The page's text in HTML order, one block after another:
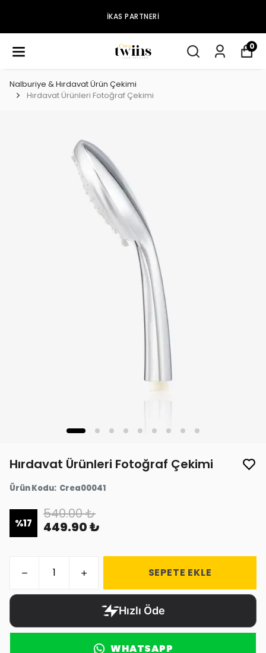
IKAS PARTNERI
0
Nalburiye & Hırdavat Ürün Çekimi
Hırdavat Ürünleri Fotoğraf Çekimi
Hırdavat Ürünleri Fotoğraf Çekimi
Ürün Kodu: Crea00041
%17
540.00 ₺
449.90 ₺
SEPETE EKLE
WHATSAPP